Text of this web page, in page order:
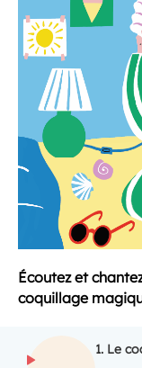
Écoutez et
coquillage
1. Le
ECOUTER